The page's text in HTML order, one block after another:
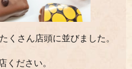
くさん店頭に並びました。
ください。